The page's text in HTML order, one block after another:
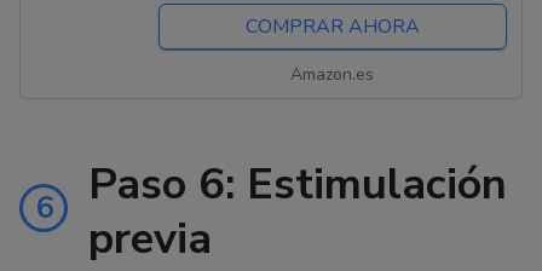
COMPRAR AHORA
Amazon.es
6
Paso 6: Estimulación
previa